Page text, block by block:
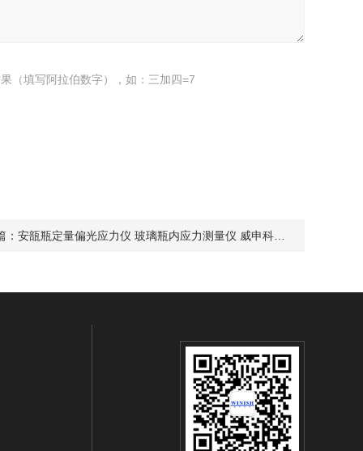
（填写阿拉伯数字），如：三加四=7
： 安瓿瓶定量偏光应力仪 玻璃瓶内应力测量仪 威申科技 WPG-150